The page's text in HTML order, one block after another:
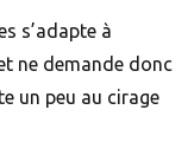
s’adapte à
ne demande donc
un peu au cirage